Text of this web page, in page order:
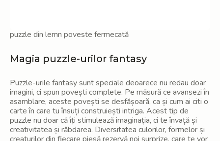
puzzle din lemn poveste fermecată
Magia puzzle-urilor fantasy
Puzzle-urile fantasy sunt speciale deoarece nu redau doar
imagini, ci spun povești complete. Pe măsură ce avansezi în
asamblare, aceste povești se desfășoară, ca și cum ai citi o
carte în care tu însuți construiești intriga. Acest tip de
puzzle nu doar că îți stimulează imaginația, ci te învață și
creativitatea și răbdarea. Diversitatea culorilor, formelor și
creaturilor din fiecare piesă rezervă noi surprize, care te vor